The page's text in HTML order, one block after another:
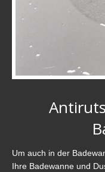
Um auch in der
Ihre Badewanne und